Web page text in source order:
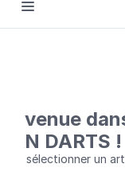
DARTS !
sélectionner un